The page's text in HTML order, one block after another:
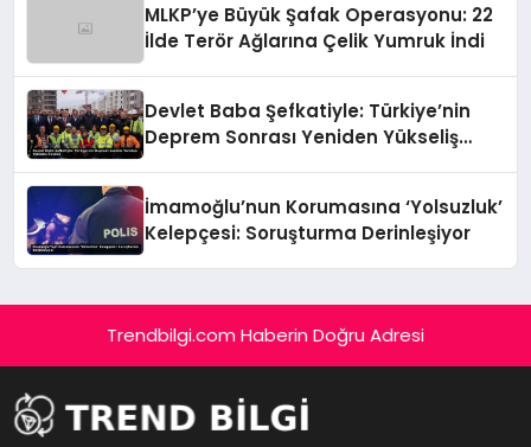
MLKP’ye Büyük Şafak Operasyonu: 22
İlde Terör Ağlarına Çelik Yumruk İndi
Devlet Baba Şefkatiyle: Türkiye’nin
Deprem Sonrası Yeniden Yükseliş
İmamoğlu’nun Korumasına ‘Yolsuzluk’
Kelepçesi: Soruşturma Derinleşiyor
Trendbilgi.com Haberin Doğru Adresi